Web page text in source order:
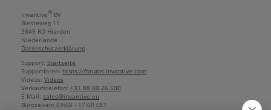
Invantive® BV
Biesteweg 11
3849 RD Hierden
Niederlande
Datenschutzerklärung
Support: Startseite
Supportforen: https://forums.invantive.com
Videos: Videos
Verkaufstelefon: +31 88 00 26 500
E-Mail: sales@invantive.eu
Bürozeiten: 09:00 - 17:00 CET